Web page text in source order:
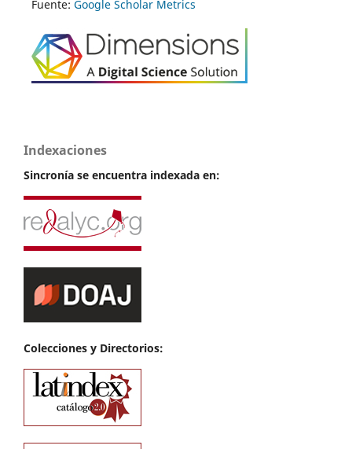
Fuente: Google Scholar Metrics
Indexaciones
Sincronía se encuentra indexada en:
Colecciones y Directorios: